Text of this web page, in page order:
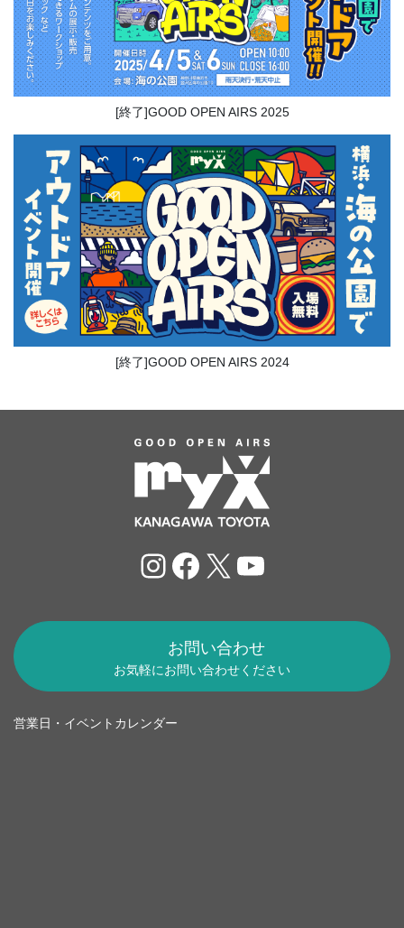
[終了]GOOD OPEN AIRS 2025
[終了]GOOD OPEN AIRS 2024
Instagram
Facebook
X YouTube
お問い合わせ
お気軽にお問い合わせください
営業日・イベントカレンダー